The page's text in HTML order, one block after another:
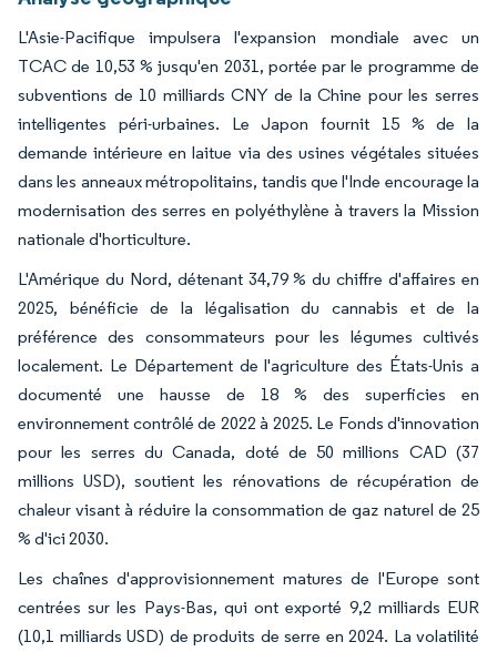
L'Asie-Pacifique impulsera l'expansion mondiale avec un
TCAC de 10,53 % jusqu'en 2031, portée par le programme de
subventions de 10 milliards CNY de la Chine pour les serres
intelligentes péri-urbaines. Le Japon fournit 15 % de la
demande intérieure en laitue via des usines végétales situées
dans les anneaux métropolitains, tandis que l'Inde encourage la
modernisation des serres en polyéthylène à travers la Mission
nationale d'horticulture.
L'Amérique du Nord, détenant 34,79 % du chiffre d'affaires en
2025, bénéficie de la légalisation du cannabis et de la
préférence des consommateurs pour les légumes cultivés
localement. Le Département de l'agriculture des États-Unis a
documenté une hausse de 18 % des superficies en
environnement contrôlé de 2022 à 2025. Le Fonds d'innovation
pour les serres du Canada, doté de 50 millions CAD (37
millions USD), soutient les rénovations de récupération de
chaleur visant à réduire la consommation de gaz naturel de 25
% d'ici 2030.
Les chaînes d'approvisionnement matures de l'Europe sont
centrées sur les Pays-Bas, qui ont exporté 9,2 milliards EUR
(10,1 milliards USD) de produits de serre en 2024. La volatilité